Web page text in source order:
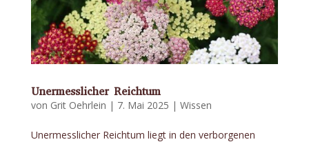
Unermesslicher Reichtum
von Grit Oehrlein | 7. Mai 2025 | Wissen
Unermesslicher Reichtum liegt in den verborgenen